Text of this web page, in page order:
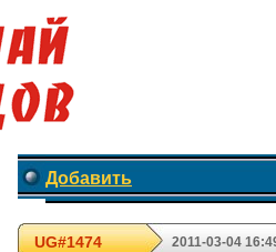
Добавить
UG#1474 2011-03-04